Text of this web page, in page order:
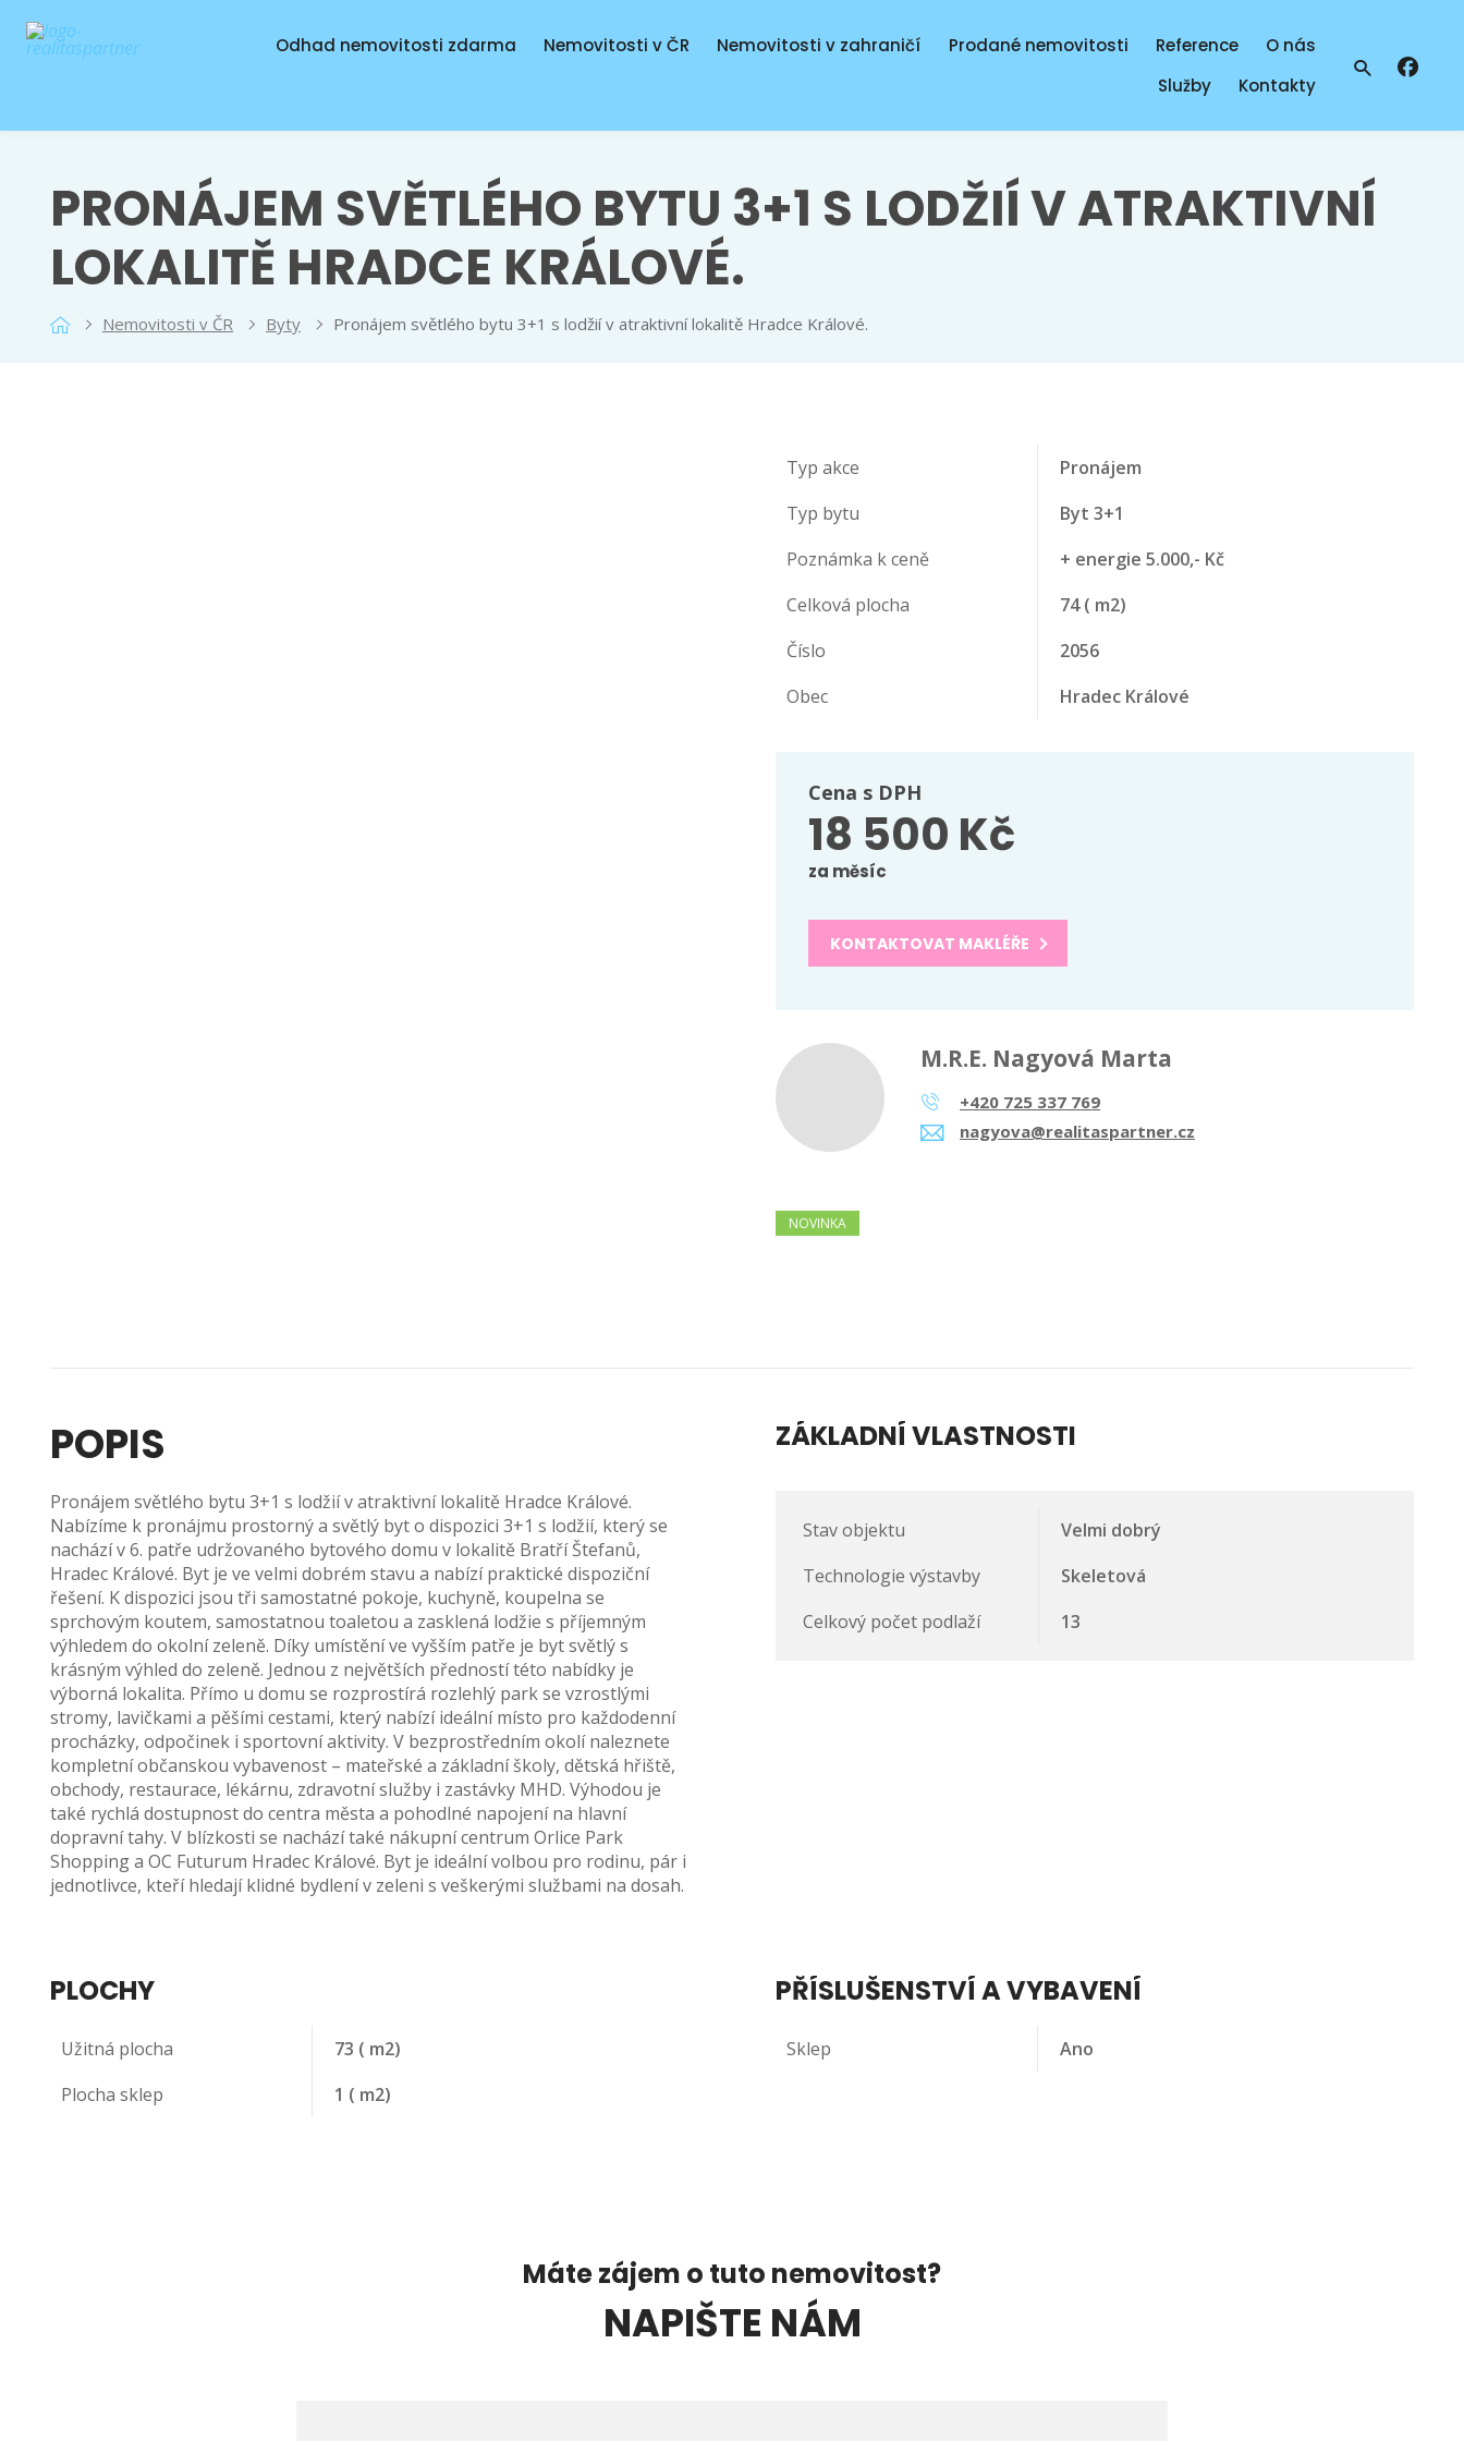
Odhad nemovitosti zdarma Nemovitosti v ČR Nemovitosti v zahraničí Prodané nemovitosti Reference
O nás
Služby
Kontakty
PRONÁJEM SVĚTLÉHO BYTU 3+1 S LODŽIÍ V ATRAKTIVNÍ
LOKALITĚ HRADCE KRÁLOVÉ.
Nemovitosti v ČR Byty Pronájem světlého bytu 3+1 s lodžií v atraktivní lokalitě Hradce Králové.
Typ akce
Pronájem
Typ bytu
Byt 3+1
Poznámka k ceně
+ energie 5.000,- Kč
Celková plocha
74( m2)
Číslo
2056
Obec
Hradec Králové
Cena s DPH
18 500 Kč
za měsíc
KONTAKTOVAT MAKLÉŘE
M.R.E. Nagyová Marta
+420 725 337 769
nagyova@realitaspartner.cz
NOVINKA
POPIS
Pronájem světlého bytu 3+1 s lodžií v atraktivní lokalitě Hradce Králové.
Nabízíme k pronájmu prostorný a světlý byt o dispozici 3+1 s lodžií, který se
nachází v 6. patře udržovaného bytového domu v lokalitě Bratří Štefanů,
Hradec Králové. Byt je ve velmi dobrém stavu a nabízí praktické dispoziční
řešení. K dispozici jsou tři samostatné pokoje, kuchyně, koupelna se
sprchovým koutem, samostatnou toaletou a zasklená lodžie s příjemným
výhledem do okolní zeleně. Díky umístění ve vyšším patře je byt světlý s
krásným výhled do zeleně. Jednou z největších předností této nabídky je
výborná lokalita. Přímo u domu se rozprostírá rozlehlý park se vzrostlými
stromy, lavičkami a pěšími cestami, který nabízí ideální místo pro každodenní
procházky, odpočinek i sportovní aktivity. V bezprostředním okolí naleznete
kompletní občanskou vybavenost – mateřské a základní školy, dětská hřiště,
obchody, restaurace, lékárnu, zdravotní služby i zastávky MHD. Výhodou je
také rychlá dostupnost do centra města a pohodlné napojení na hlavní
dopravní tahy. V blízkosti se nachází také nákupní centrum Orlice Park
Shopping a OC Futurum Hradec Králové. Byt je ideální volbou pro rodinu, pár i
jednotlivce, kteří hledají klidné bydlení v zeleni s veškerými službami na dosah.
ZÁKLADNÍ VLASTNOSTI
Stav objektu
Velmi dobrý
Technologie výstavby
Skeletová
Celkový počet podlaží
13
PLOCHY
Užitná plocha 73 ( m2)
Plocha sklep
1 ( m2)
PŘÍSLUŠENSTVÍ A VYBAVENÍ
Sklep Ano
Máte zájem o tuto nemovitost?
NAPIŠTE NÁM